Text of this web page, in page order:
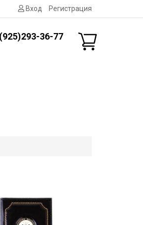
Вход Регистрация
36-77